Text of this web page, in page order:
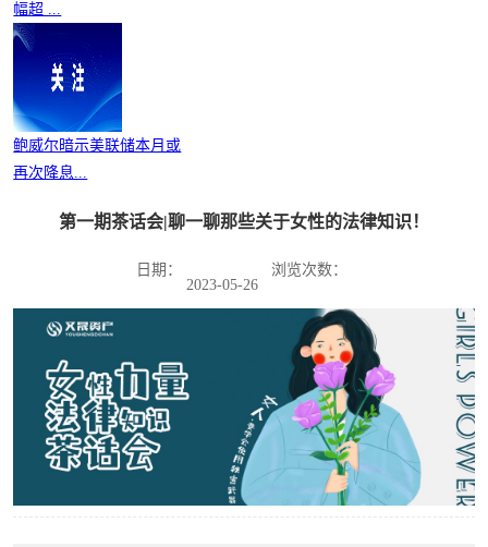
幅超 ...
鲍威尔暗示美联储本月或
再次降息...
第一期茶话会|聊一聊那些关于女性的法律知识！
日期：
2023-05-26
浏览次数：